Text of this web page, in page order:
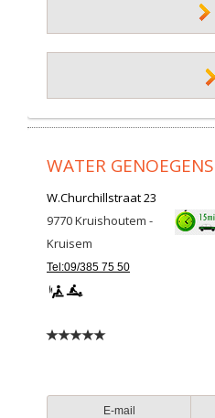
WATER GENOEGENS
W.Churchillstraat 23
9770Kruishoutem -
Kruisem
Tel:09/385 75 50
E-mail